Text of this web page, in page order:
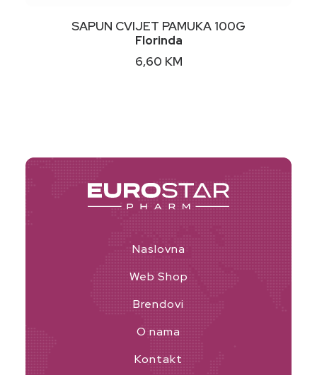
DODAJ U KORPU
SAPUN CVIJET PAMUKA 100G
Florinda
6,60 KM
Naslovna
Web Shop
Brendovi
O nama
Kontakt